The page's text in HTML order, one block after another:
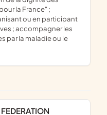
la France" ;
ou en participant
; accompagner les
par la maladie ou le